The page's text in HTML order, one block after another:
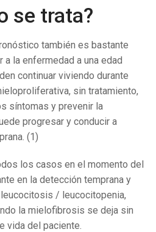
se trata?
también es bastante
la enfermedad a una edad
continuar viviendo durante
sin tratamiento,
síntomas y prevenir la
progresar y conducir a
(1)
los casos en el momento del
en la detección temprana y
/ leucocitopenia,
la mielofibrosis se deja sin
vida del paciente.